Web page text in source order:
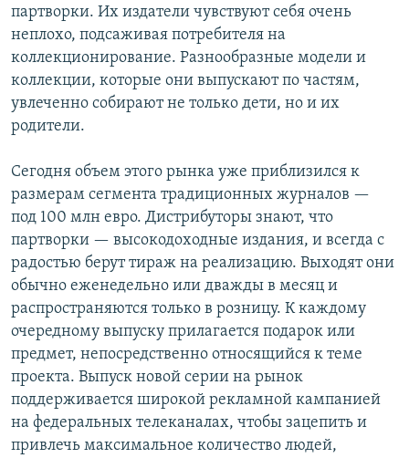
партворки. Их издатели чувствуют себя очень
неплохо, подсаживая потребителя на
коллекционирование. Разнообразные модели и
коллекции, которые они выпускают по частям,
увлеченно собирают не только дети, но и их
родители.
Сегодня объем этого рынка уже приблизился к
размерам сегмента традиционных журналов —
под 100 млн евро. Дистрибуторы знают, что
партворки — высокодоходные издания, и всегда с
радостью берут тираж на реализацию. Выходят они
обычно еженедельно или дважды в месяц и
распространяются только в розницу. К каждому
очередному выпуску прилагается подарок или
предмет, непосредственно относящийся к теме
проекта. Выпуск новой серии на рынок
поддерживается широкой рекламной кампанией
на федеральных телеканалах, чтобы зацепить и
привлечь максимальное количество людей,